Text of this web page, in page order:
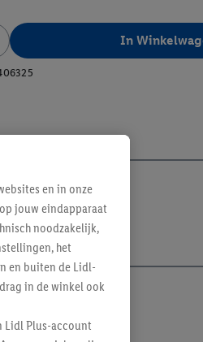
In
en in onze
jouw eindapparaat
noodzakelijk,
het
en buiten de Lidl-
in de winkel ook
Lidl Plus-account